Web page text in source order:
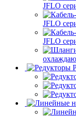
JFLO
JFLO
JFLO